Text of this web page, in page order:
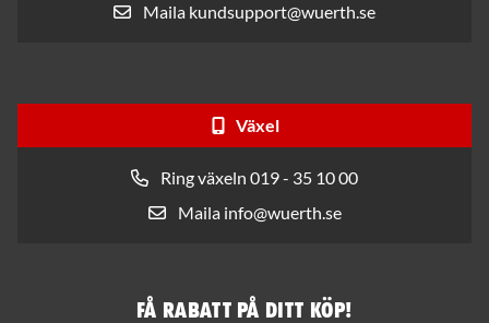
Maila kundsupport@wuerth.se
Växel
Ring växeln 019 - 35 10 00
Maila info@wuerth.se
Få rabatt på ditt köp!